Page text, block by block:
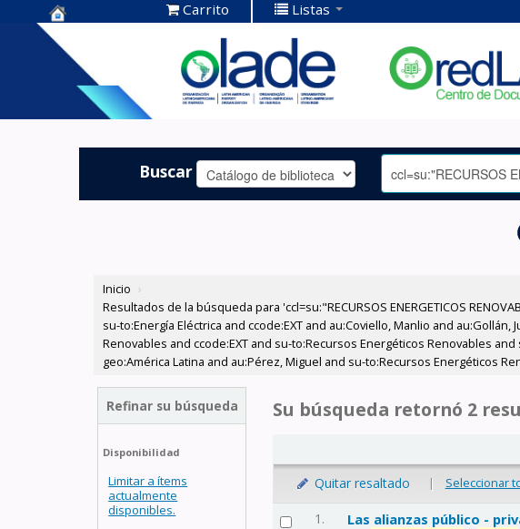
Centro de
Documentación
OLADE -
Carrito Listas
Buscar
Inicio ›
Resultados de la búsqueda para 'ccl=su:"RECURSOS ENERGETICOS
su-to:Energía Eléctrica and ccode:EXT and au:Coviello, Manlio and
Renovables and ccode:EXT and su-to:Recursos Energéticos Renovables
geo:América Latina and au:Pérez, Miguel and su-to:Recursos Energéticos
Refinar su búsqueda
Disponibilidad
Limitar a ítems
actualmente
disponibles.
Su búsqueda retornó 2
Quitar resaltado | Seleccionar
1. Las alianzas público -